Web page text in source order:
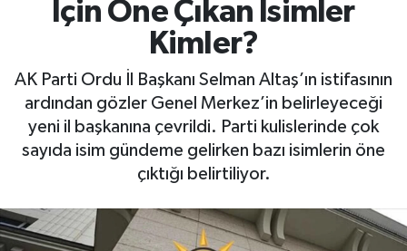
İçin Öne Çıkan İsimler
Kimler?
AK Parti Ordu İl Başkanı Selman Altaş’ın istifasının
ardından gözler Genel Merkez’in belirleyeceği
yeni il başkanına çevrildi. Parti kulislerinde çok
sayıda isim gündeme gelirken bazı isimlerin öne
çıktığı belirtiliyor.
İş Dünyası
Otovitrin
Asayiş
Gayrimenkul
Tüm Manşetler
Son Dakika Haberleri
Haber Arşivi